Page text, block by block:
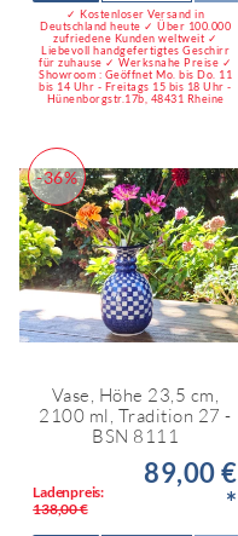
✓ Kostenloser Versand in
Deutschland heute ✓ Über 100.000
zufriedene Kunden weltweit ✓
Liebevoll handgefertigtes Geschirr
für zuhause ✓ Werksnahe Preise ✓
Showroom : Geöffnet Mo. bis Do. 11
bis 14 Uhr - Freitags 15 bis 18 Uhr -
Hünenborgstr.17b, 48431 Rheine
-36%
Vase, Höhe 23,5 cm,
2100 ml, Tradition 27 -
BSN 8111
Ladenpreis:
138,00 €
89,00 €
*